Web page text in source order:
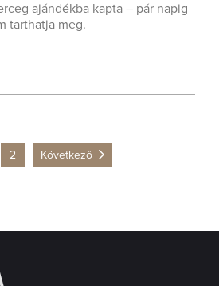
ajándékba kapta – pár napig
tarthatja meg.
2 Következő